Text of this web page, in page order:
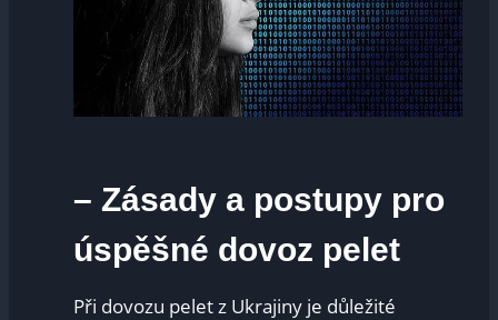
– Zásady a postupy pro
úspěšné dovoz pelet
Při dovozu pelet z Ukrajiny je důležité